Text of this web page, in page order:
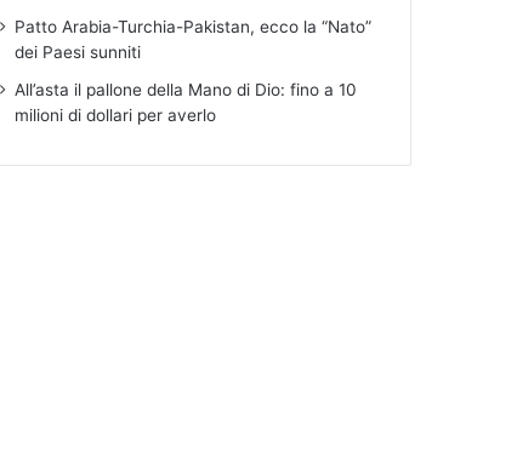
Patto Arabia-Turchia-Pakistan, ecco la “Nato”
dei Paesi sunniti
All’asta il pallone della Mano di Dio: fino a 10
milioni di dollari per averlo